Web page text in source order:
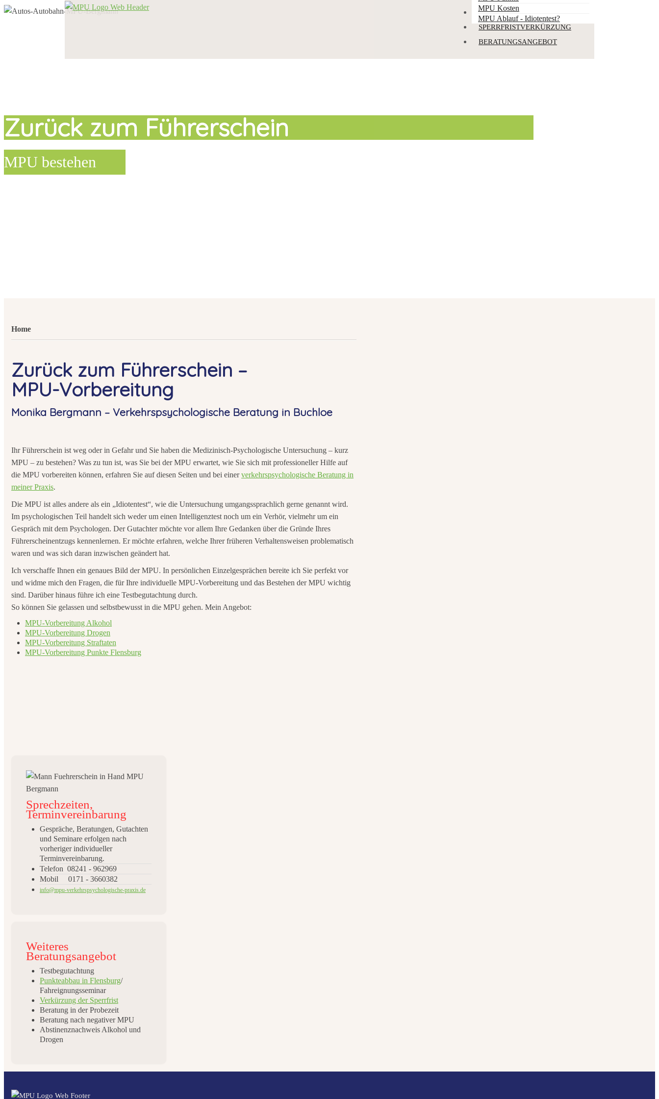
MPU Kosten
MPU Ablauf - Idiotentest?
PUNKTEABBBAU
SPERRFRISTVERKÜRZUNG
BERATUNGSANGEBOT
Zurück zum Führerschein
MPU bestehen
Home
Zurück zum Führerschein –
MPU-Vorbereitung
Monika Bergmann – Verkehrspsychologische Beratung in Buchloe
Ihr Führerschein ist weg oder in Gefahr und Sie haben die Medizinisch-Psychologische Untersuchung – kurz
MPU – zu bestehen? Was zu tun ist, was Sie bei der MPU erwartet, wie Sie sich mit professioneller Hilfe auf
die MPU vorbereiten können, erfahren Sie auf diesen Seiten und bei einerverkehrspsychologische Beratung in
meiner Praxis.
Die MPU ist alles andere als ein „Idiotentest“, wie die Untersuchung umgangssprachlich gerne genannt wird.
Im psychologischen Teil handelt sich weder um einen Intelligenztest noch um ein Verhör, vielmehr um ein
Gespräch mit dem Psychologen. Der Gutachter möchte vor allem Ihre Gedanken über die Gründe Ihres
Führerscheinentzugs kennenlernen. Er möchte erfahren, welche Ihrer früheren Verhaltensweisen problematisch
waren und was sich daran inzwischen geändert hat.
Ich verschaffe Ihnen ein genaues Bild der MPU. In persönlichen Einzelgesprächen bereite ich Sie perfekt vor
und widme mich den Fragen, die für Ihre individuelle MPU-Vorbereitung und das Bestehen der MPU wichtig
sind. Darüber hinaus führe ich eine Testbegutachtung durch.
So können Sie gelassen und selbstbewusst in die MPU gehen. Mein Angebot:
MPU-Vorbereitung Alkohol
MPU-Vorbereitung Drogen
MPU-Vorbereitung Straftaten
MPU-Vorbereitung Punkte Flensburg
Sprechzeiten,
Terminvereinbarung
Gespräche, Beratungen, Gutachten
und Seminare erfolgen nach
vorheriger individueller
Terminvereinbarung.
Telefon 08241 - 962969
Mobil 0171 - 3660382
info@mpu-verkehrspsychologische-praxis.de
Weiteres
Beratungsangebot
Testbegutachtung
Punkteabbau in Flensburg/
Fahreignungsseminar
Verkürzung der Sperrfrist
Beratung in der Probezeit
Beratung nach negativer MPU
Abstinenznachweis Alkohol und
Drogen